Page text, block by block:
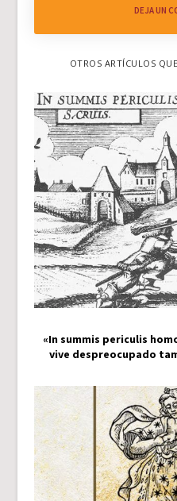
DEJA UN
OTROS ARTÍCULOS
«In summis periculis
vive despreocupado